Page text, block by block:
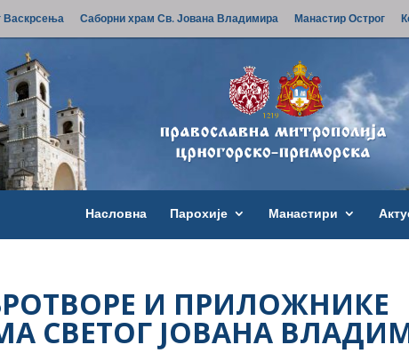
Васкрсења Саборни храм Св. Јована Владимира Манастир Острог
Насловна Парохије Манастири
И ПРИЛОЖНИКЕ
СВЕТОГ ЈОВАНА